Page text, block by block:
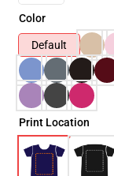
Color
Default
Print Location